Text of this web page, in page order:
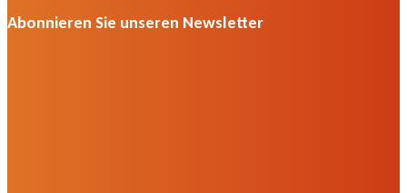
Abonnieren Sie unseren Newsletter